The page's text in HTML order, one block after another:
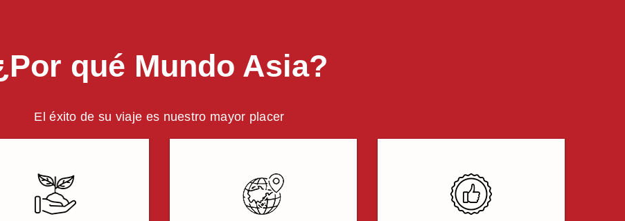
qué Mundo Asia?
El éxito de su viaje es nuestro mayor placer